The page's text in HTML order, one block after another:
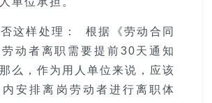
这样处理： 根据《劳动合同
动者离职需要提前30天通知
么，作为用人单位来说，应该
安排离岗劳动者进行离职体